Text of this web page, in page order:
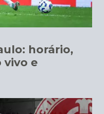
horário,
vivo e